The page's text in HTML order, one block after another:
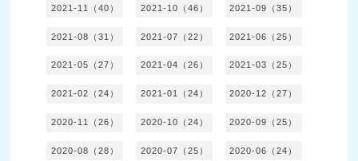
2021-11（40） 2021-10（46） 2021-09（35）
2021-08（31） 2021-07（22） 2021-06（25）
2021-05（27） 2021-04（26） 2021-03（25）
2021-02（24） 2021-01（24） 2020-12（27）
2020-11（26） 2020-10（24） 2020-09（25）
2020-08（28） 2020-07（25） 2020-06（24）